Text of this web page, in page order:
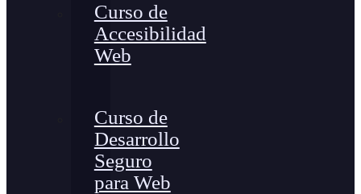
Curso de
Accesibilidad
Web
Curso de
Desarrollo
Seguro
para Web